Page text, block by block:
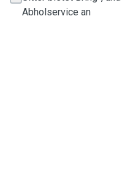
Abholservice an